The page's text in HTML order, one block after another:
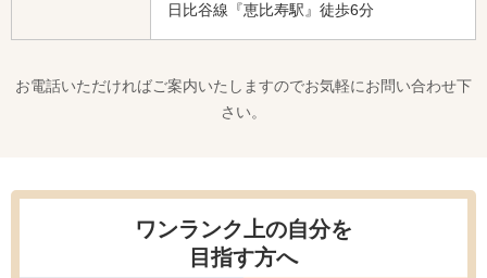
日比谷線『恵比寿駅』徒歩6分
お電話いただければご案内いたしますのでお気軽にお問い合わせ下
さい。
ワンランク上の自分を
目指す方へ